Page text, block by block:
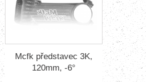
Mcfk představec 3K,
120mm, -6°